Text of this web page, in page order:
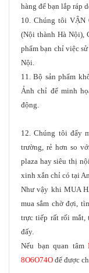
hàng để bạn lắp ráp
10. Chúng tôi VẬN
(Nội thành Hà Nội),
phẩm bạn chỉ việc
Nội.
11. Bộ sản phẩm
Ảnh chỉ để minh
động.
12. Chúng tôi đẩy
trường, rẻ hơn so
plaza hay siêu thị
xinh xắn chỉ có tại
Như vậy khi MUA
mua sắm chờ đợi,
trực tiếp rất rối
đấy.
Nếu bạn quan tâm
8O6O74O để được